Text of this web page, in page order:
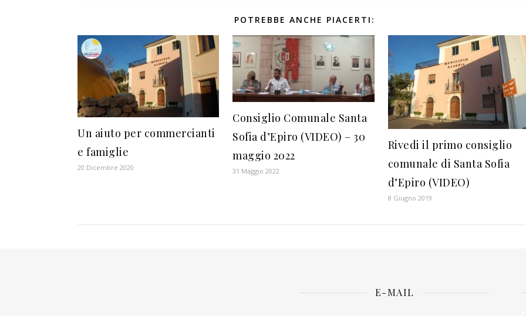
POTREBBE ANCHE PIACERTI:
Un aiuto per commercianti
e famiglie
20 Dicembre 2020
Consiglio Comunale Santa
Sofia d’Epiro (VIDEO) – 30
maggio 2022
31 Maggio 2022
Rivedi il primo consiglio
comunale di Santa Sofia
d’Epiro (VIDEO)
8 Giugno 2019
E-MAIL